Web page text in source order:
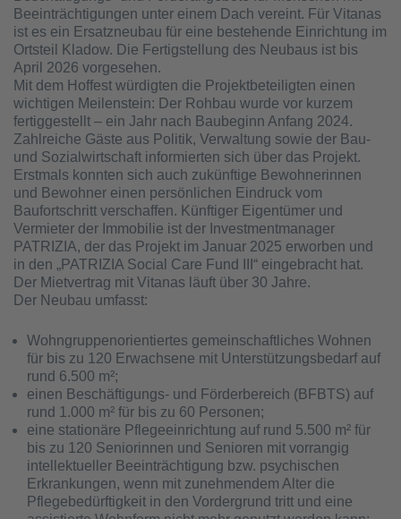
Beeinträchtigungen unter einem Dach vereint. Für Vitanas
ist es ein Ersatzneubau für eine bestehende Einrichtung im
Ortsteil Kladow. Die Fertigstellung des Neubaus ist bis
April 2026 vorgesehen.
Mit dem Hoffest würdigten die Projektbeteiligten einen
wichtigen Meilenstein: Der Rohbau wurde vor kurzem
fertiggestellt – ein Jahr nach Baubeginn Anfang 2024.
Zahlreiche Gäste aus Politik, Verwaltung sowie der Bau-
und Sozialwirtschaft informierten sich über das Projekt.
Erstmals konnten sich auch zukünftige Bewohnerinnen
und Bewohner einen persönlichen Eindruck vom
Baufortschritt verschaffen. Künftiger Eigentümer und
Vermieter der Immobilie ist der Investmentmanager
PATRIZIA, der das Projekt im Januar 2025 erworben und
in den „PATRIZIA Social Care Fund III“ eingebracht hat.
Der Mietvertrag mit Vitanas läuft über 30 Jahre.
Der Neubau umfasst:
Wohngruppenorientiertes gemeinschaftliches Wohnen
für bis zu 120 Erwachsene mit Unterstützungsbedarf auf
rund 6.500 m²;
einen Beschäftigungs- und Förderbereich (BFBTS) auf
rund 1.000 m² für bis zu 60 Personen;
eine stationäre Pflegeeinrichtung auf rund 5.500 m² für
bis zu 120 Seniorinnen und Senioren mit vorrangig
intellektueller Beeinträchtigung bzw. psychischen
Erkrankungen, wenn mit zunehmendem Alter die
Pflegebedürftigkeit in den Vordergrund tritt und eine